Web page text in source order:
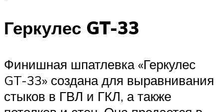
Геркулес GT-33
Финишная шпатлевка «Геркулес
GT-33» создана для выравнивания
стыков в ГВЛ и ГКЛ, а также